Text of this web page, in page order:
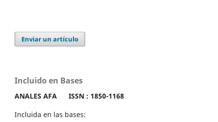
Enviar un artículo
Incluido en Bases
ANALES AFA ISSN : 1850-1168
Incluida en las bases: